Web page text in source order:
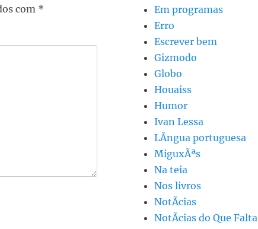
com *
Em programas
Erro
Escrever bem
Gizmodo
Globo
Houaiss
Humor
Ivan Lessa
LÃ­ngua portuguesa
MiguxÃªs
Na teia
Nos livros
NotÃ­cias
NotÃ­cias do Que Falta